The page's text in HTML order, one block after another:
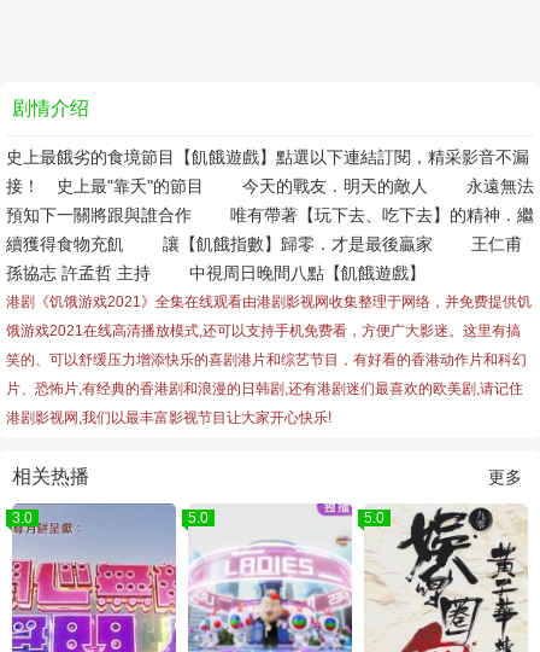
剧情介绍
史上最餓劣的食境節目【飢餓遊戲】點選以下連結訂閱，精采影音不漏
接！ 史上最"靠夭"的節目 今天的戰友．明天的敵人 永遠無法
預知下一關將跟與誰合作 唯有帶著【玩下去、吃下去】的精神．繼
續獲得食物充飢 讓【飢餓指數】歸零．才是最後贏家 王仁甫
孫協志 許孟哲 主持 中視周日晚間八點【飢餓遊戲】
港剧《饥饿游戏2021》全集在线观看由港剧影视网收集整理于网络，并免费提供饥
饿游戏2021在线高清播放模式,还可以支持手机免费看，方便广大影迷。这里有搞
笑的、可以舒缓压力增添快乐的喜剧港片和综艺节目，有好看的香港动作片和科幻
片、恐怖片,有经典的香港剧和浪漫的日韩剧,还有港剧迷们最喜欢的欧美剧,请记住
港剧影视网,我们以最丰富影视节目让大家开心快乐!
相关热播 更多
3.0 5.0 5.0